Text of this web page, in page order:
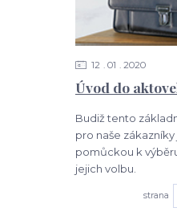
Úvod do
12 01 2020
Budiž tento
pro naše
pomůckou k
jejich volbu.
strana